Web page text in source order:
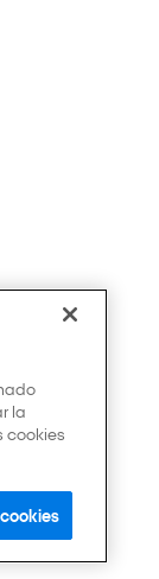
la
cookies